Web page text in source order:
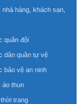
hàng, khách sạn,
quân đội
dân quân tự vệ
bảo vệ an ninh
áo thun
trang